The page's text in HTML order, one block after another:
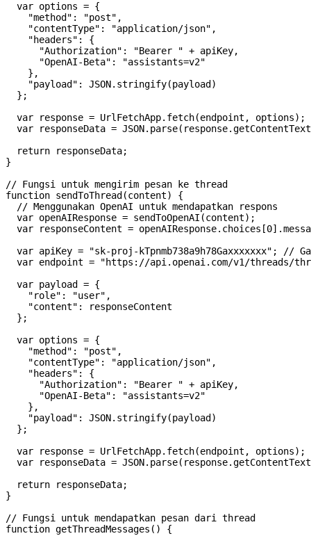
  var options = {
    "method": "post",
    "contentType": "application/json",
    "headers": {
      "Authorization": "Bearer " + apiKey,
      "OpenAI-Beta": "assistants=v2"
    },
    "payload": JSON.stringify(payload)
  };
  var response = UrlFetchApp.fetch(endpoint, options);
var responseData =
  return responseData;
}
// Fungsi untuk mengirim pesan ke thread
function sendToThread(content) {
  // Menggunakan OpenAI untuk mendapatkan respons
  var openAIResponse = sendToOpenAI(content);
var responseContent =
var apiKey = "sk-proj-kTpnmb738a9h78Gaxxxxxxx"; //
var endpoint = "https://api.openai.com/v1/threads/
  var payload = {
    "role": "user",
    "content": responseContent
  };
  var options = {
    "method": "post",
    "contentType": "application/json",
    "headers": {
      "Authorization": "Bearer " + apiKey,
      "OpenAI-Beta": "assistants=v2"
    },
    "payload": JSON.stringify(payload)
  };
  var response = UrlFetchApp.fetch(endpoint, options);
var responseData =
  return responseData;
}
// Fungsi untuk mendapatkan pesan dari thread
function getThreadMessages() {